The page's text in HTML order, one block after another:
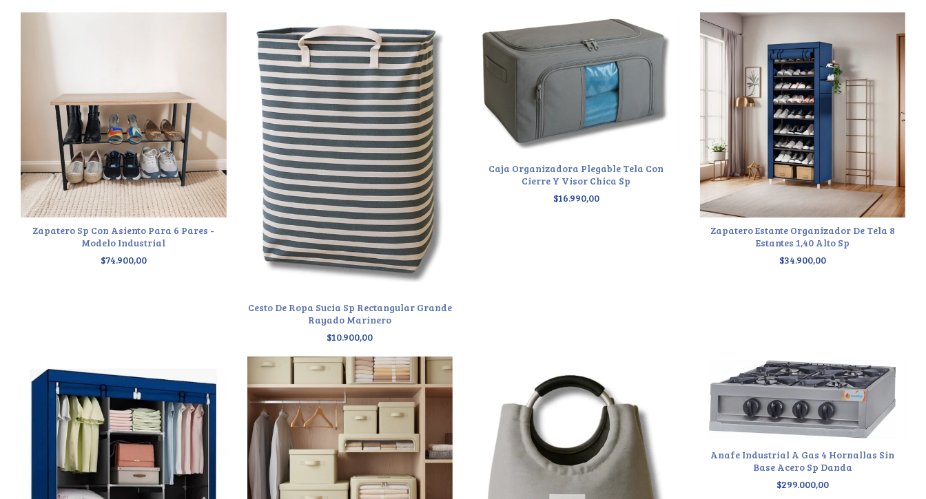
Zapatero Sp Con Asiento Para 6 Pares -
Modelo Industrial
$74.900,00
Cesto De Ropa Sucia Sp Rectangular Grande
Rayado Marinero
$10.900,00
Caja Organizadora Plegable Tela Con
Cierre Y Visor Chica Sp
$16.990,00
Zapatero Estante Organizador De Tela 8
Estantes 1,40 Alto Sp
$34.900,00
Anafe Industrial A Gas 4 Hornallas Sin
Base Acero Sp Danda
$299.000,00